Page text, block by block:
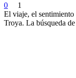
0
1
El viaje, el sentimiento
Troya. La búsqueda